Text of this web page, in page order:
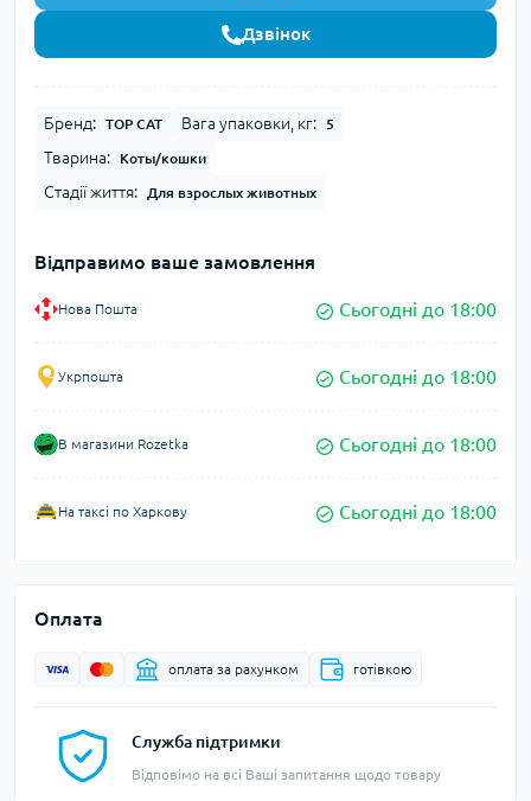
Дзвінок
Бренд: TOP CAT Вага упаковки, кг: 5
Тварина: Коты/кошки
Стадії життя: Для взрослых животных
Відправимо ваше замовлення
Нова Пошта Сьогодні до 18:00
Укрпошта Сьогодні до 18:00
В магазини Rozetka Сьогодні до 18:00
На таксі по Харкову Сьогодні до 18:00
Оплата
оплата за рахунком готівкою
Служба підтримки
Відповімо на всі Ваші запитання щодо товару